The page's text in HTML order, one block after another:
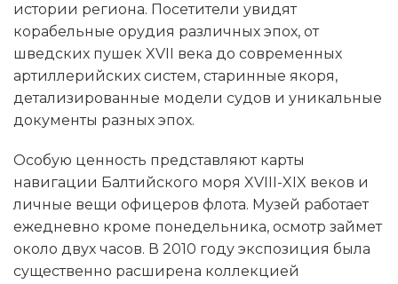
истории региона. Посетители увидят
корабельные орудия различных эпох, от
шведских пушек XVII века до современных
артиллерийских систем, старинные якоря,
детализированные модели судов и уникальные
документы разных эпох.
Особую ценность представляют карты
навигации Балтийского моря XVIII-XIX веков и
личные вещи офицеров флота. Музей работает
ежедневно кроме понедельника, осмотр займет
около двух часов. В 2010 году экспозиция была
существенно расширена коллекцией